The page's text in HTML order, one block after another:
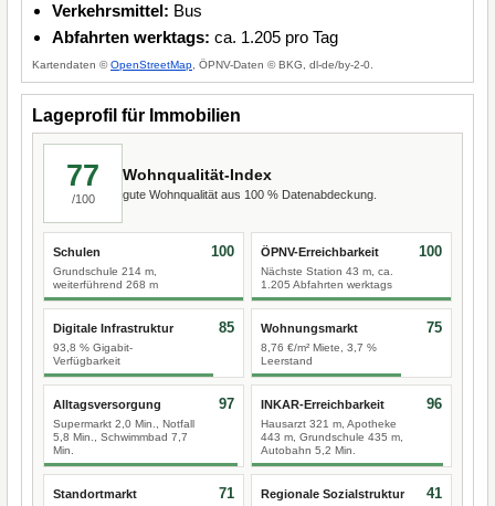
Verkehrsmittel: Bus
Abfahrten werktags: ca. 1.205 pro Tag
Kartendaten ©OpenStreetMap , ÖPNV-Daten © BKG, dl-de/by-2-0.
Lageprofil für Immobilien
77
/100
Wohnqualität-Index
gute Wohnqualität aus 100 % Datenabdeckung.
Schulen
Grundschule 214 m,
weiterführend 268 m
100 ÖPNV-Erreichbarkeit
Nächste Station 43 m, ca.
1.205 Abfahrten werktags
100
Digitale Infrastruktur
93,8 % Gigabit-
Verfügbarkeit
85 Wohnungsmarkt
8,76 €/m² Miete, 3,7 %
Leerstand
75
Alltagsversorgung
Supermarkt 2,0 Min., Notfall
5,8 Min., Schwimmbad 7,7
Min.
97 INKAR-Erreichbarkeit
Hausarzt 321 m, Apotheke
443 m, Grundschule 435 m,
Autobahn 5,2 Min.
96
Standortmarkt 71 Regionale Sozialstruktur 41